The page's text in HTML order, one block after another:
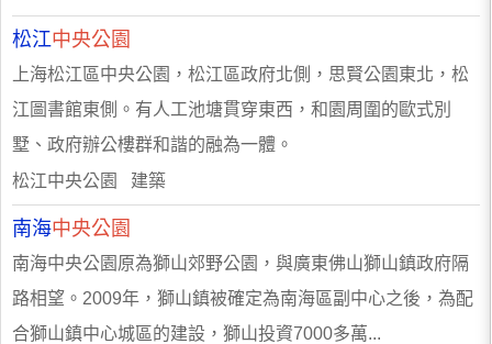
松江中央公園
上海松江區中央公園，松江區政府北側，思賢公園東北，松
江圖書館東側。有人工池塘貫穿東西，和園周圍的歐式別
墅、政府辦公樓群和諧的融為一體。
松江中央公園 建築
南海中央公園
南海中央公園原為獅山郊野公園，與廣東佛山獅山鎮政府隔
路相望。2009年，獅山鎮被確定為南海區副中心之後，為配
合獅山鎮中心城區的建設，獅山投資7000多萬...